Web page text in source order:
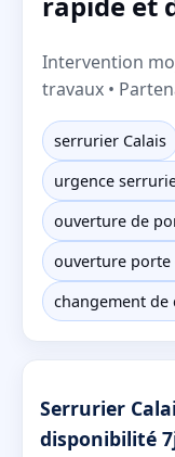
Intervention
travaux •
serrurier Calais
urgence
ouverture de
ouverture porte
changement de
Serrurier
disponibilité